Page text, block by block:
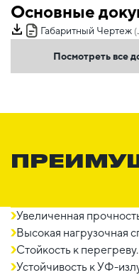
Основные
Габаритный Чертеж
Посмотреть все
Увеличенная
Высокая нагрузочная
Стойкость к перегреву.
Устойчивость к УФ-